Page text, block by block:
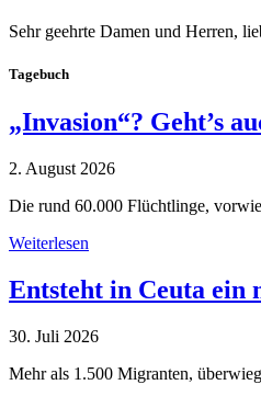
Sehr geehrte Damen und Herren,
Tagebuch
„Invasion“? Geht’s
2. August 2026
Die rund 60.000 Flüchtlinge,
Weiterlesen
Entsteht in Ceuta ein
30. Juli 2026
Mehr als 1.500 Migranten,